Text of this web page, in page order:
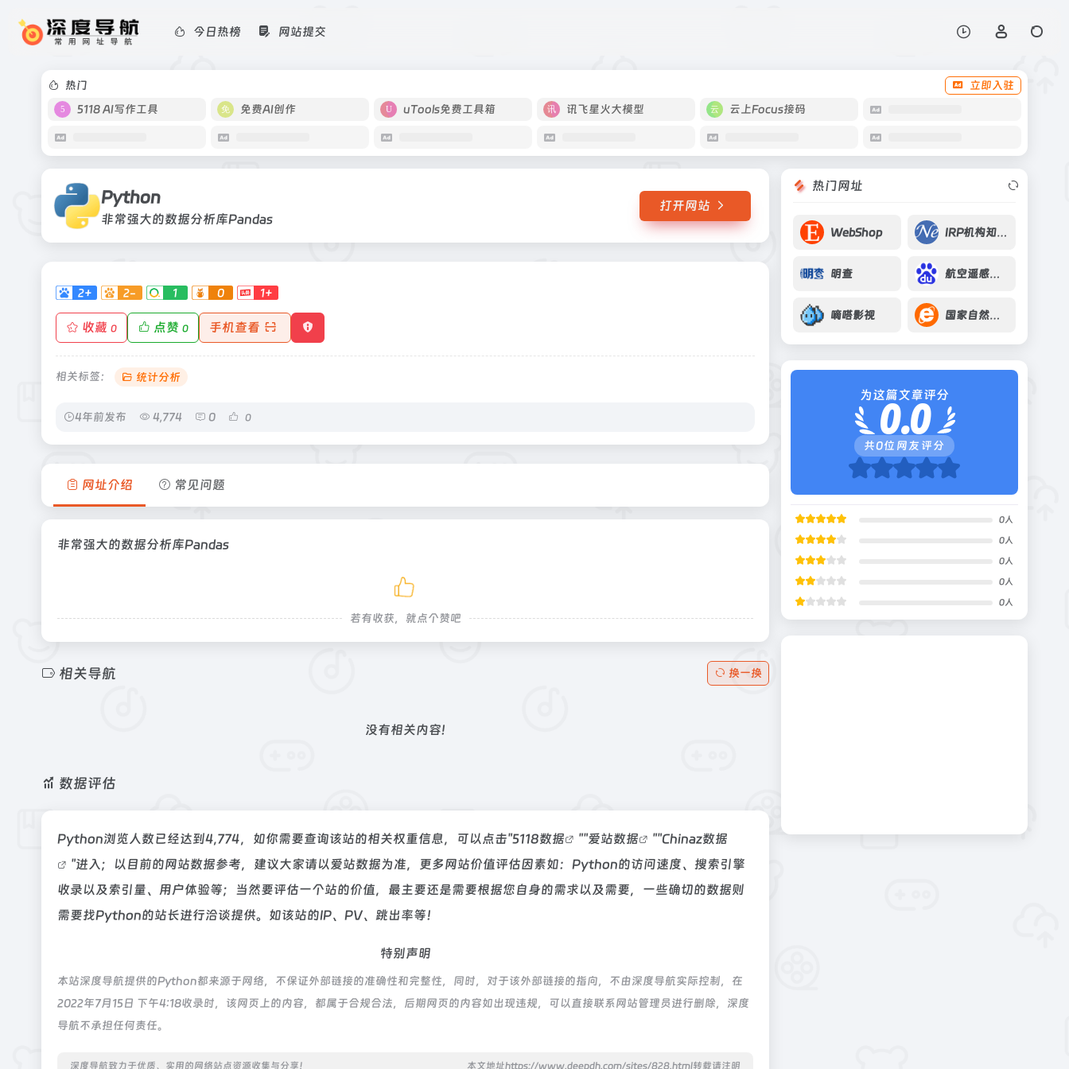
今日热榜 网站提交
热门
立即入驻
5118 AI写作工具
免费AI创作 uTools免费工具箱 讯飞星火大模型 云上Focus接码
Python
非常强大的数据分析库Pandas
打开网站
2+ 2- 1 0 1+
收藏 0 点赞 0 手机查看
相关标签： 统计分析
4年前发布 4,774 0 0
网址介绍 常见问题
非常强大的数据分析库Pandas
若有收获，就点个赞吧
相关导航 换一换
没有相关内容!
数据评估
Python浏览人数已经达到4,774，如你需要查询该站的相关权重信息，可以点击"5118数据 ""爱站数据 ""Chinaz数据
"进入；以目前的网站数据参考，建议大家请以爱站数据为准，更多网站价值评估因素如：Python的访问速度、搜索引擎
收录以及索引量、用户体验等；当然要评估一个站的价值，最主要还是需要根据您自身的需求以及需要，一些确切的数据则
需要找Python的站长进行洽谈提供。如该站的IP、PV、跳出率等！
特别声明
本站深度导航提供的Python都来源于网络，不保证外部链接的准确性和完整性，同时，对于该外部链接的指向，不由深度导航实际控制，在
2022年7月15日 下午4:18收录时，该网页上的内容，都属于合规合法，后期网页的内容如出现违规，可以直接联系网站管理员进行删除，深度
导航不承担任何责任。
深度导航致力于优质、实用的网络站点资源收集与分享！ 本文地址https://www.deepdh.com/sites/828.html转载请注明
热门网址
WebShop IRP机构知识库
明查 航空遥感系统
嘀嗒影视 国家自然科学基金共享服务网
为这篇文章评分
0.0
共0位网友评分
0人
0人
0人
0人
0人